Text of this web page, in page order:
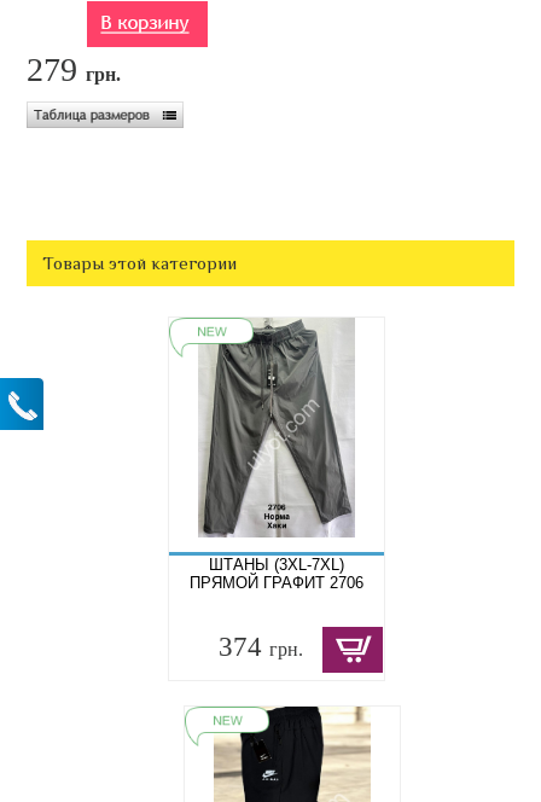
279грн.
Товары этой категории
ШТАНЫ (3XL-7XL)
ПРЯМОЙ ГРАФИТ 2706
374 грн.